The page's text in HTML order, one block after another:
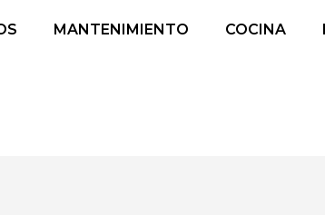
MANTENIMIENTO COCINA